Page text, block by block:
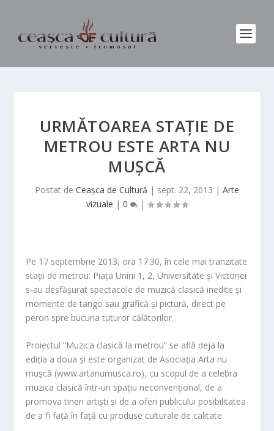
URMĂTOAREA STAȚIE DE
METROU ESTE ARTA NU
MUȘCĂ
Postat de Ceașca de Cultură | sept. 22, 2013 | Arte
vizuale | 0 |
Pe 17 septembrie 2013, ora 17.30, în cele mai tranzitate
stații de metrou: Piața Unirii 1, 2, Universitate și Victoriei
s-au desfășurat spectacole de muzică clasică inedite și
momente de tango sau grafică și pictură, direct pe
peron spre bucuria tuturor călătorilor.
Proiectul ”Muzica clasică la metrou” se află deja la
ediția a doua și este organizat de Asociația Arta nu
mușcă (www.artanumusca.ro), cu scopul de a celebra
muzica clasică într-un spațiu neconvențional, de a
promova tineri artiști și de a oferi publicului posibilitatea
de a fi față în față cu produse culturale de calitate.